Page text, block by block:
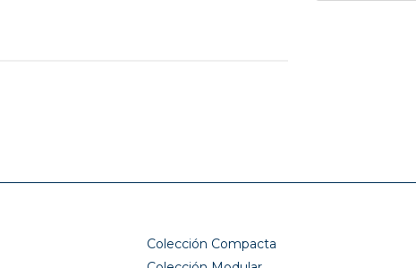
Colección Compacta